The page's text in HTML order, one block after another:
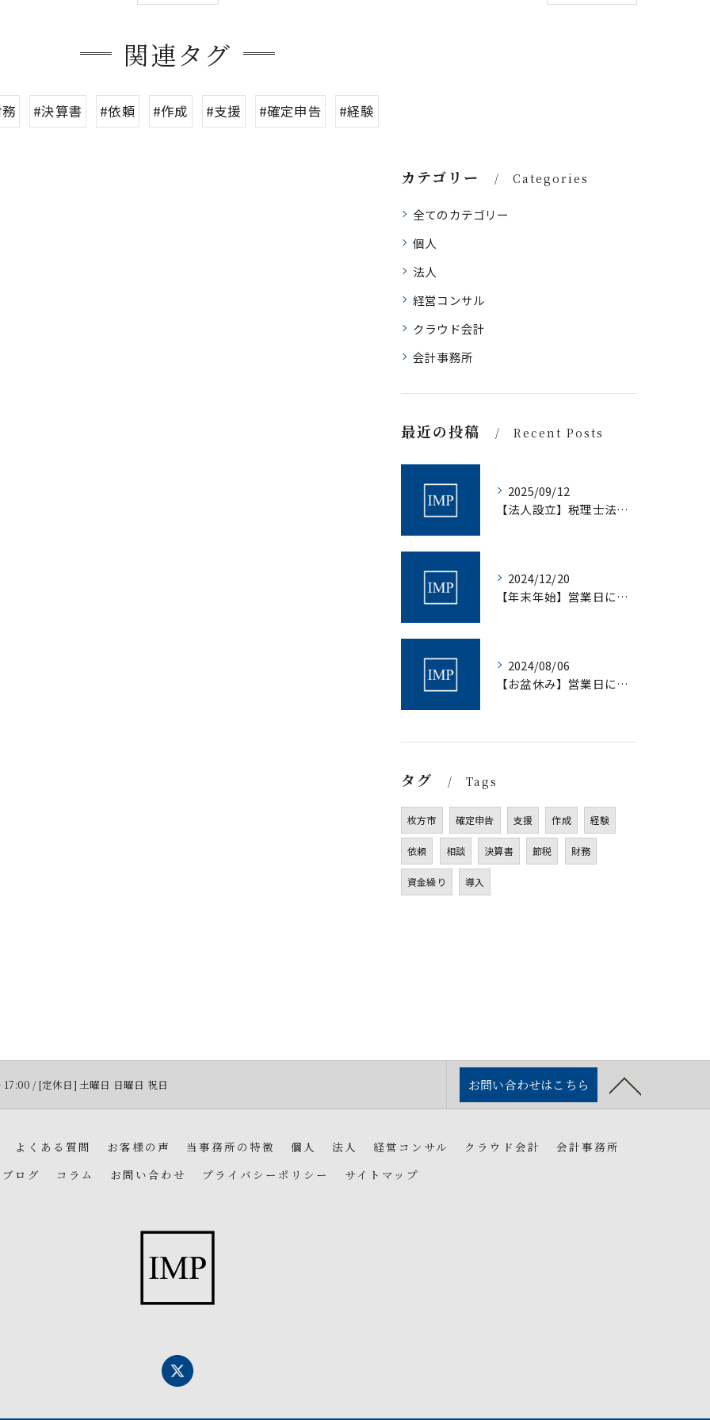
関連タグ
#決算書 #依頼 #作成 #支援 #確定申告 #経験
カテゴリー Categories
全てのカテゴリー
個人
法人
経営コンサル
クラウド会計
会計事務所
最近の投稿 Recent Posts
2025/09/12
【法人設立】税理士法人アイムパートナーズ設立について｜税理士法人アイムパートナーズ
2024/12/20
【年末年始】営業日について｜村上会計事務所
2024/08/06
【お盆休み】営業日について｜村上会計事務所
タグ Tags
枚方市 確定申告 支援 作成 経験
依頼 相談 決算書 節税 財務
資金繰り 導入
/ [定休日] 土曜日 日曜日 祝日 お問い合わせはこちら
よくある質問 お客様の声 当事務所の特徴 個人 法人 経営コンサル クラウド会計
会計事務所
ブログ
コラム お問い合わせ プライバシーポリシー サイトマップ